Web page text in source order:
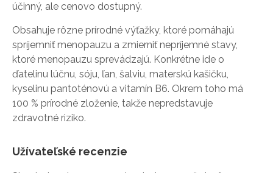
účinný, ale cenovo dostupný.
Obsahuje rôzne prírodné výťažky, ktoré pomáhajú
spríjemniť menopauzu a zmierniť nepríjemné stavy,
ktoré menopauzu sprevádzajú. Konkrétne ide o
ďatelinu lúčnu, sóju, ľan, šalviu, materskú kašičku,
kyselinu pantoténovú a vitamín B6. Okrem toho má
100 % prírodné zloženie, takže nepredstavuje
zdravotné riziko.
Užívateľské recenzie